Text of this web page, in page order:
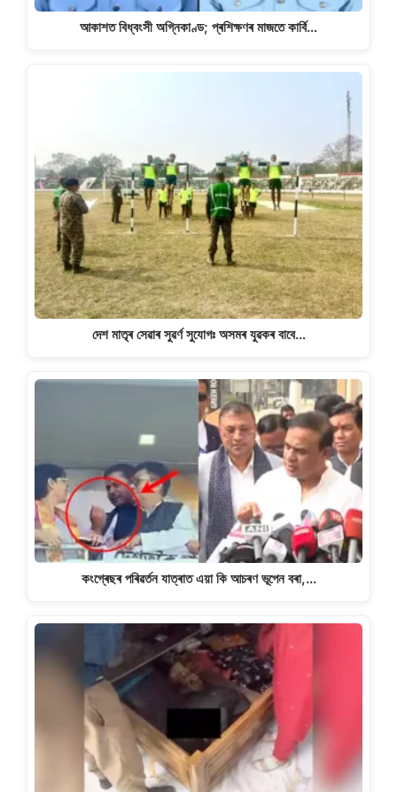
আকাশত বিধ্বংসী অগ্নিকাণ্ড; প্ৰশিক্ষণৰ মাজতে কাৰ্বি…
দেশ মাতৃৰ সেৱাৰ সুৱৰ্ণ সুযোগঃ অসমৰ যুৱকৰ বাবে…
কংগ্ৰেছৰ পৰিৱৰ্তন যাত্ৰাত এয়া কি আচৰণ ভূপেন বৰা,…